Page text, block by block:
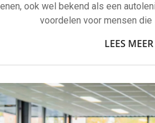
ook wel bekend als een
voordelen voor mensen
LEES MEER